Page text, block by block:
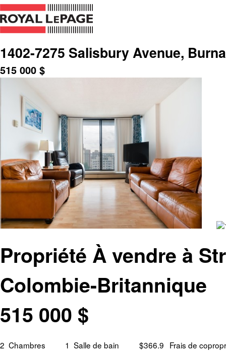
1402-7275 Salisbury Avenue,
515 000 $
Propriété À vendre à
Colombie-Britannique
515 000 $
2 Chambres 1 Salle de bain $366.9 Frais de